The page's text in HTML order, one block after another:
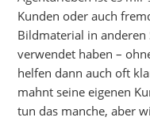
Kunden oder auch
Bildmaterial in anderen
verwendet haben –
helfen dann auch oft
mahnt seine eigenen
tun das manche, aber